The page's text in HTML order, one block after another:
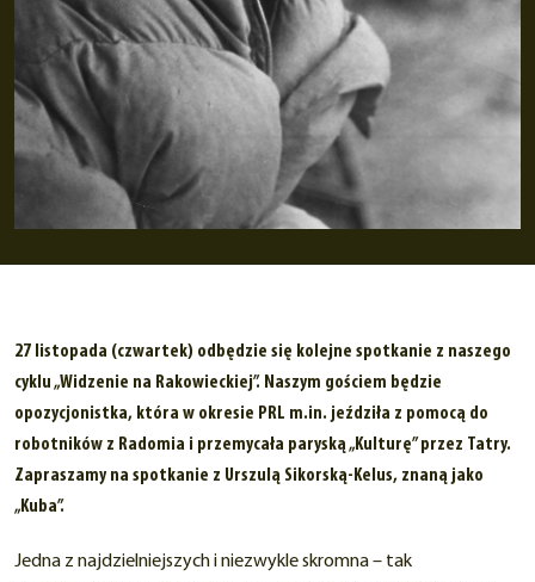
27 listopada (czwartek) odbędzie się kolejne spotkanie z naszego
cyklu „Widzenie na Rakowieckiej”. Naszym gościem będzie
opozycjonistka, która w okresie PRL m.in. jeździła z pomocą do
robotników z Radomia i przemycała paryską „Kulturę” przez Tatry.
Zapraszamy na spotkanie z Urszulą Sikorską-Kelus, znaną jako
„Kuba”.
Jedna z najdzielniejszych i niezwykle skromna – tak